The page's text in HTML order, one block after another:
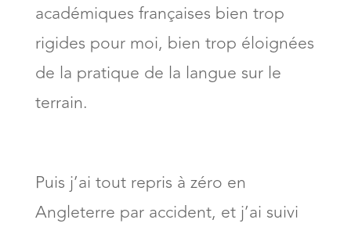
académiques françaises bien trop
rigides pour moi, bien trop éloignées
de la pratique de la langue sur le
terrain.
Puis j’ai tout repris à zéro en
Angleterre par accident, et j’ai suivi